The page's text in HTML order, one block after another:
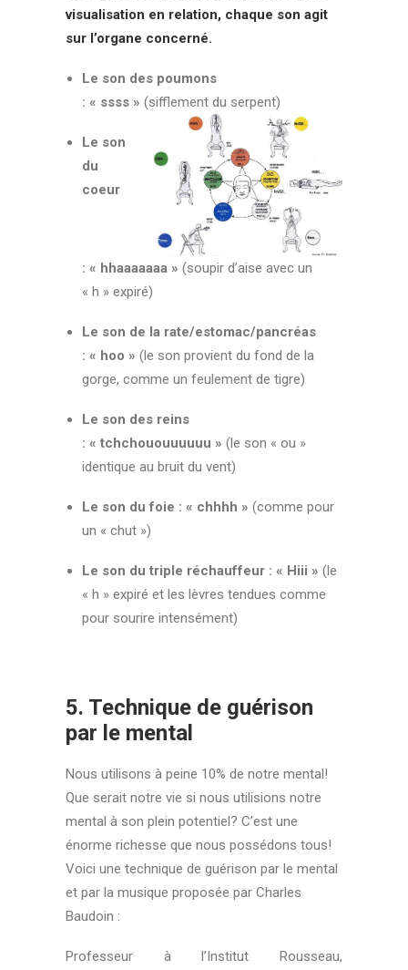
visualisation en relation, chaque son agit
sur l’organe concerné.
Le son des poumons
: « ssss » (sifflement du serpent)
Le son
du
coeur
: « hhaaaaaaa » (soupir d’aise avec un
« h » expiré)
Le son de la rate/estomac/pancréas
: « hoo » (le son provient du fond de la
gorge, comme un feulement de tigre)
Le son des reins
: « tchchououuuuuu » (le son « ou »
identique au bruit du vent)
Le son du foie : « chhhh » (comme pour
un « chut »)
Le son du triple réchauffeur : « Hiii » (le
« h » expiré et les lèvres tendues comme
pour sourire intensément)
5. Technique de guérison
par le mental
Nous utilisons à peine 10% de notre mental!
Que serait notre vie si nous utilisions notre
mental à son plein potentiel? C’est une
énorme richesse que nous possédons tous!
Voici une technique de guérison par le mental
et par la musique proposée par Charles
Baudoin :
Professeur à l’Institut Rousseau,